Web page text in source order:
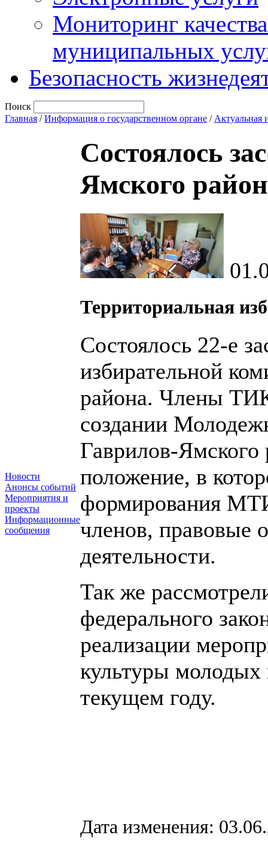
Мониторинг
муниципальных
Безопасность
Поиск
Главная /Информация о государственном органе / Актуальная
Новости
Анонсы событий
Мероприятия и
проекты
Информационные
сообщения
Состоялось
Ямского
Территориальная
Состоялось 22-е
избирательной
района. Члены
создании
Гаврилов-
положение, в
формирования
членов, правовые
деятельности.
Так же
федерального
реализации
культуры молодых
текущем году.
Дата изменения: